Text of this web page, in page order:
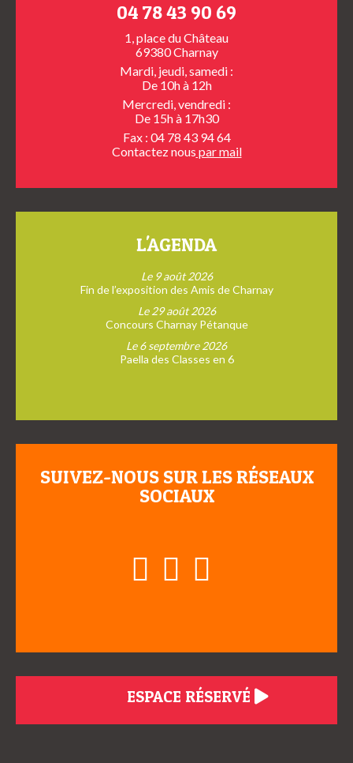
04 78 43 90 69
1, place du Château
69380 Charnay
Mardi, jeudi, samedi :
De 10h à 12h
Mercredi, vendredi :
De 15h à 17h30
Fax : 04 78 43 94 64
Contactez nous par mail
L'AGENDA
Le 9 août 2026
Fin de l’exposition des Amis de Charnay
Le 29 août 2026
Concours Charnay Pétanque
Le 6 septembre 2026
Paella des Classes en 6
SUIVEZ-NOUS SUR LES RÉSEAUX
SOCIAUX
ESPACE RÉSERVÉ